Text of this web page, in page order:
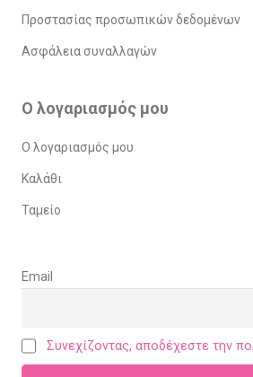
Προστασίας προσωπικών δεδομένων
Ασφάλεια συναλλαγών
Ο λογαριασμός μου
Ο λογαριασμός μου
Καλάθι
Ταμείο
Email
Συνεχίζοντας, αποδέχεστε την